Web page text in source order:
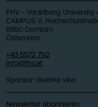
FHV - Vorarlberg
CAMPUS V,
6850 Dornbirn
Österreich
+43 5572 792
info@fhv.at
Sponsor: illwerke vkw
Newsletter abonnieren